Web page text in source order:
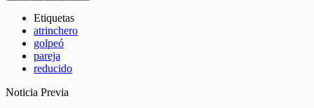
Etiquetas
atrinchero
golpeó
pareja
reducido
Noticia Previa